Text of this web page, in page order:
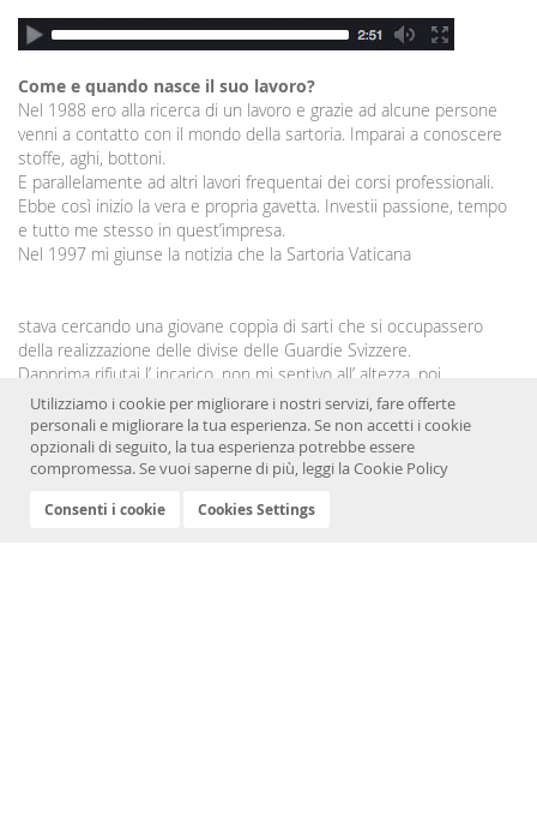
Come e quando nasce il suo lavoro?
Nel 1988 ero alla ricerca di un lavoro e grazie ad alcune persone
venni a contatto con il mondo della sartoria. Imparai a conoscere
stoffe, aghi, bottoni.
E parallelamente ad altri lavori frequentai dei corsi professionali.
Ebbe così inizio la vera e propria gavetta. Investii passione, tempo
e tutto me stesso in quest’impresa.
Nel 1997 mi giunse la notizia che la Sartoria Vaticana
stava cercando una giovane coppia di sarti che si occupassero
della realizzazione delle divise delle Guardie Svizzere.
Dapprima rifiutai l’ incarico, non mi sentivo all’ altezza, poi
riflettendo capii il grande onore nel poter lavorare, seppur
indirettamente, per il Santo Padre. Ricordo che per iniziare anche
mia madre mi aiutò, lavorando per me ore ed ore. La storia ha fatto
il resto...Continua a leggere »
Utilizziamo i cookie per migliorare i nostri servizi, fare offerte
personali e migliorare la tua esperienza. Se non accetti i cookie
opzionali di seguito, la tua esperienza potrebbe essere
compromessa. Se vuoi saperne di più, leggi laCookie Policy
Consenti i cookie Cookies Settings